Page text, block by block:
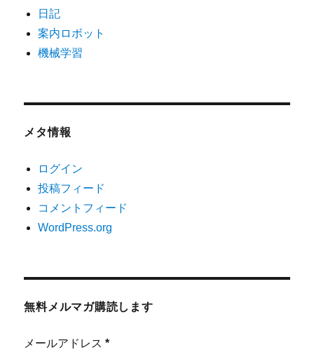
日記
案内ロボット
機械学習
メタ情報
ログイン
投稿フィード
コメントフィード
WordPress.org
無料メルマガ購読します
メールアドレス*